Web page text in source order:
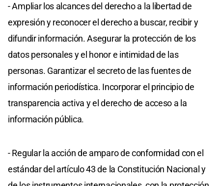
- Ampliar los alcances del derecho a la libertad de
expresión y reconocer el derecho a buscar, recibir y
difundir información. Asegurar la protección de los
datos personales y el honor e intimidad de las
personas. Garantizar el secreto de las fuentes de
información periodística. Incorporar el principio de
transparencia activa y el derecho de acceso a la
información pública.
- Regular la acción de amparo de conformidad con el
estándar del artículo 43 de la Constitución Nacional y